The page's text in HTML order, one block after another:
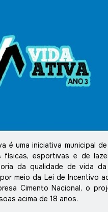
é uma iniciativa municipal de
físicas, esportivas e de
da qualidade de vida da
meio da Lei de Incentivo
Cimento Nacional, o
acima de 18 anos.